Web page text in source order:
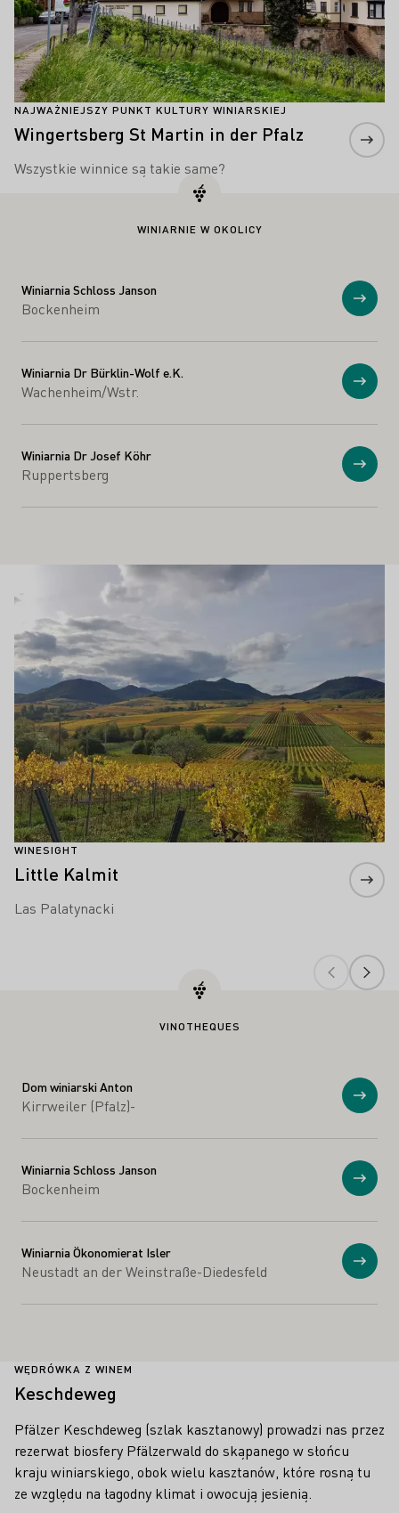
NAJWAŻNIEJSZY PUNKT KULTURY WINIARSKIEJ
Wingertsberg St Martin in der Pfalz
Wszystkie winnice są takie same?
WINIARNIE W OKOLICY
Winiarnia Schloss Janson
Bockenheim
Winiarnia Dr Bürklin-Wolf e.K.
Wachenheim/Wstr.
Winiarnia Dr Josef Köhr
Ruppertsberg
WINESIGHT
Little Kalmit
Las Palatynacki
Proszę dowiedzieć się więcej
VINOTHEQUES
Dom winiarski Anton
Kirrweiler (Pfalz)-
Winiarnia Schloss Janson
Bockenheim
Winiarnia Ökonomierat Isler
Neustadt an der Weinstraße-Diedesfeld
WĘDRÓWKA Z WINEM
Keschdeweg
Pfälzer Keschdeweg (szlak kasztanowy) prowadzi nas przez
rezerwat biosfery Pfälzerwald do skąpanego w słońcu
kraju winiarskiego, obok wielu kasztanów, które rosną tu
ze względu na łagodny klimat i owocują jesienią.